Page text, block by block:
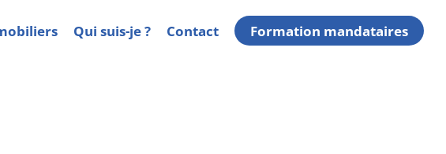
Qui suis-je ? Contact Formation mandataires